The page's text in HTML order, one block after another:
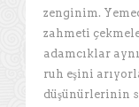
zenginim.
zahmeti
adamcıklar
ruh eşini
düşünürlerinin